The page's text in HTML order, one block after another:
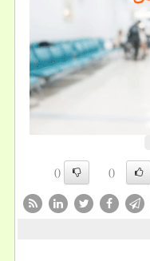
()
()